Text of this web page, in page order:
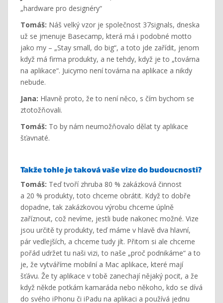
„hardware pro designéry“
Tomáš: Náš velký vzor je společnost 37signals, dneska
už se jmenuje Basecamp, která má i podobné motto
jako my – „Stay small, do big“, a toto jde zařídit, jenom
když má firma produkty, a ne tehdy, když je to „továrna
na aplikace“. Juicymo není továrna na aplikace a nikdy
nebude.
Jana: Hlavně proto, že to není něco, s čím bychom se
ztotožňovali.
Tomáš: To by nám neumožňovalo dělat ty aplikace
šťavnaté.
Takže tohle je taková vaše vize do budoucnosti?
Tomáš: Teď tvoří zhruba 80 % zakázková činnost
a 20 % produkty, toto chceme obrátit. Když to dobře
dopadne, tak zakázkovou výrobu chceme úplně
zaříznout, což nevíme, jestli bude nakonec možné. Vize
jsou určitě ty produkty, teď máme v hlavě dva hlavní,
pár vedlejších, a chceme tudy jít. Přitom si ale chceme
pořád udržet tu naši vizi, to naše „proč podnikáme“ a to
je, že vytváříme mobilní a Mac aplikace, které mají
šťávu. Že ty aplikace v tobě zanechají nějaký pocit, a že
když někde potkám kamaráda nebo někoho, kdo se dívá
do svého iPhonu či iPadu na aplikaci a používá jednu